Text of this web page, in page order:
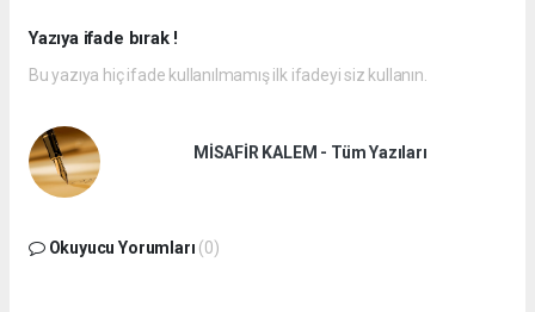
Yazıya ifade bırak !
Bu yazıya hiç ifade kullanılmamış ilk ifadeyi siz kullanın.
MİSAFİR KALEM - Tüm Yazıları
Okuyucu Yorumları (0)